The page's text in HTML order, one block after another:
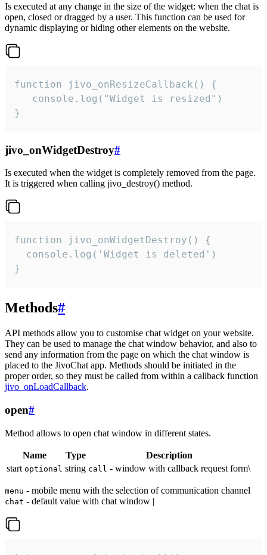
Is executed at any change in the size of the widget: when the chat is
open, closed or dragged by a user. This function can be used for
dynamic displaying or hiding other elements on the website.
function jivo_onResizeCallback() {
   console.log("Widget is resized")
}
jivo_onWidgetDestroy#
Is executed when the widget is completely removed from the page.
It is triggered when calling jivo_destroy() method.
function jivo_onWidgetDestroy() {
  console.log('Widget is deleted')
}
Methods#
API methods allow you to customise chat widget on your website.
They can be used to manage the chat window behavior, and also to
send any information from the page on which the chat window is
placed to the JivoChat app. Methods should be initiated in the
proper order, so they must be called from within a callback function
jivo_onLoadCallback.
open#
Method allows to open chat window in different states.
Name Type
Description
start optional string call - window with callback request form\
menu - mobile menu with the selection of communication channel
chat - default value with chat window |